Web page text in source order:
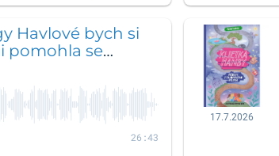
Havlové bych si
pomohla se
26:43
17.7.2026